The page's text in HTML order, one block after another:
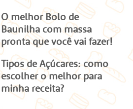
O melhor Bolo de
Baunilha com massa
pronta que você vai fazer!
Tipos de Açúcares: como
escolher o melhor para
minha receita?